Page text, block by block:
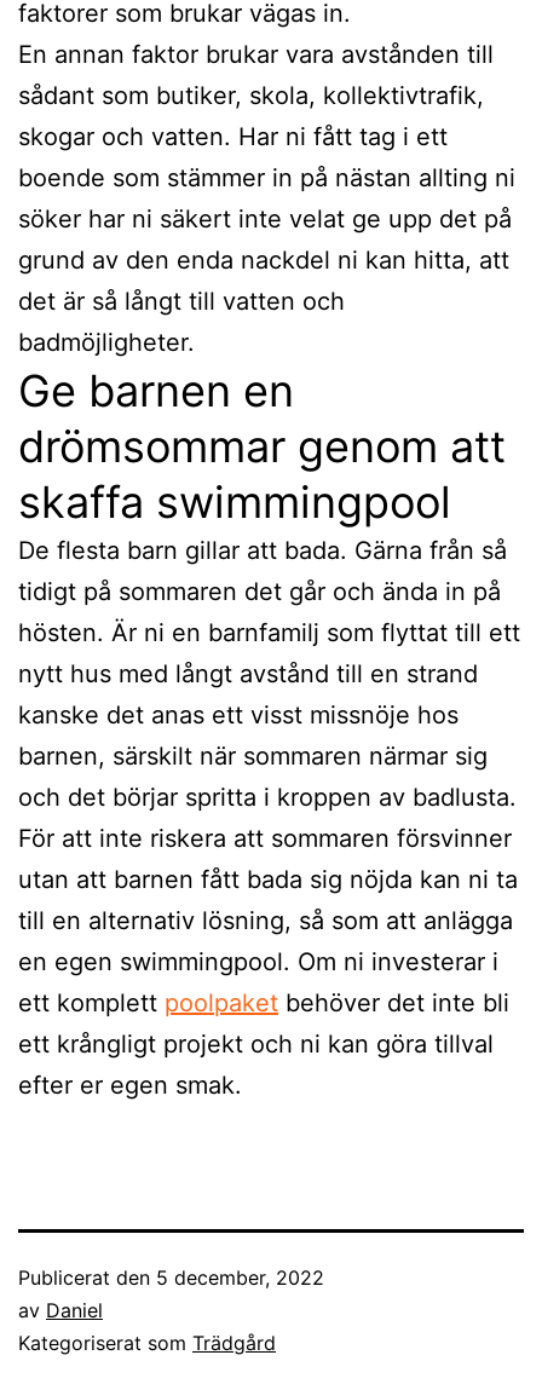
faktorer som brukar vägas in.
En annan faktor brukar vara avstånden till
sådant som butiker, skola, kollektivtrafik,
skogar och vatten. Har ni fått tag i ett
boende som stämmer in på nästan allting ni
söker har ni säkert inte velat ge upp det på
grund av den enda nackdel ni kan hitta, att
det är så långt till vatten och
badmöjligheter.
Ge barnen en
drömsommar genom att
skaffa swimmingpool
De flesta barn gillar att bada. Gärna från så
tidigt på sommaren det går och ända in på
hösten. Är ni en barnfamilj som flyttat till ett
nytt hus med långt avstånd till en strand
kanske det anas ett visst missnöje hos
barnen, särskilt när sommaren närmar sig
och det börjar spritta i kroppen av badlusta.
För att inte riskera att sommaren försvinner
utan att barnen fått bada sig nöjda kan ni ta
till en alternativ lösning, så som att anlägga
en egen swimmingpool. Om ni investerar i
ett komplett poolpaket behöver det inte bli
ett krångligt projekt och ni kan göra tillval
efter er egen smak.
Publicerat den 5 december, 2022
av Daniel
Kategoriserat som Trädgård